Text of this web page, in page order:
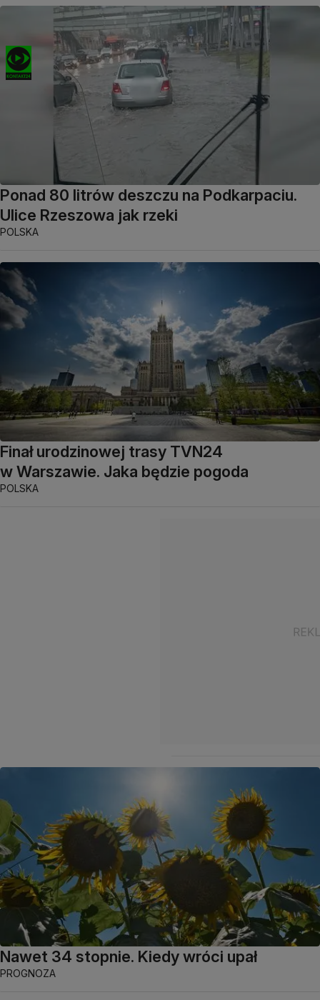
Ponad 80 litrów deszczu na Podkarpaciu.
Ulice Rzeszowa jak rzeki
POLSKA
Finał urodzinowej trasy TVN24
w Warszawie. Jaka będzie pogoda
POLSKA
Nawet 34 stopnie. Kiedy wróci upał
PROGNOZA